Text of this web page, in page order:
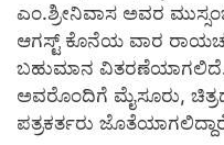
ಎಂ.ಶ್ರೀನಿವಾಸ ಅವರ
ಆಗಸ್ಟ್ ಕೊನೆಯ ವಾರ
ಬಹುಮಾನ
ಅವರೊಂದಿಗೆ ಮೈಸೂರು,
ಪತ್ರಕರ್ತರು